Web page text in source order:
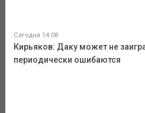
Сегодня 14:08
Кирьяков: Даку может не
периодически ошибаются